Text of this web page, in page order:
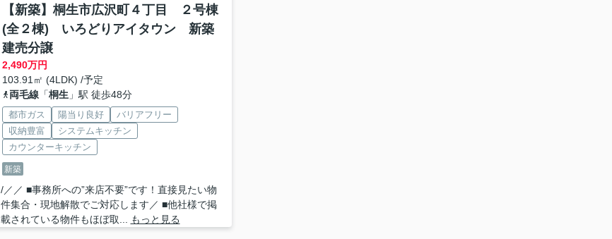
【新築】桐生市広沢町４丁目 ２号棟
(全２棟) いろどりアイタウン 新築
建売分譲
2,490万円
103.91㎡ (4LDK) /予定
両毛線「桐生 」駅 徒歩48分
都市ガス 陽当り良好
バリアフリー
収納豊富
システムキッチン
カウンターキッチン
新築
/／／ ■事務所への”来店不要”です！直接見たい物
件集合・現地解散でご対応します／ ■他社様で掲
載されている物件もほぼ取...
もっと見る